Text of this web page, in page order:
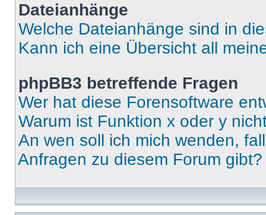
Dateianhänge
Welche Dateianhänge sind in
Kann ich eine Übersicht all
phpBB3 betreffende Fragen
Wer hat diese Forensoftware
Warum ist Funktion x oder y
An wen soll ich mich wenden,
Anfragen zu diesem Forum gibt?